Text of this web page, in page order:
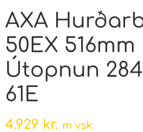
AXA
50EX
Útopnun
61E
4.929 kr. m vsk